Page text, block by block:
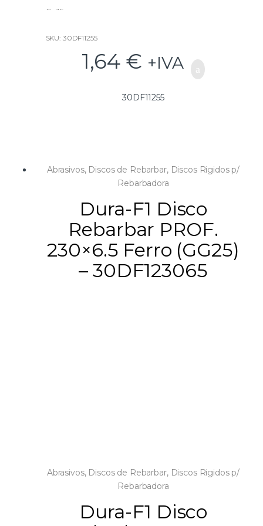
Cx 35
SKU: 30DF11255
1,64 € +IVA
30DF11255
Abrasivos, Discos de Rebarbar, Discos Rigidos p/
Rebarbadora
Dura-F1 Disco
Rebarbar PROF.
230×6.5 Ferro (GG25)
– 30DF123065
Abrasivos, Discos de Rebarbar, Discos Rigidos p/
Rebarbadora
Dura-F1 Disco